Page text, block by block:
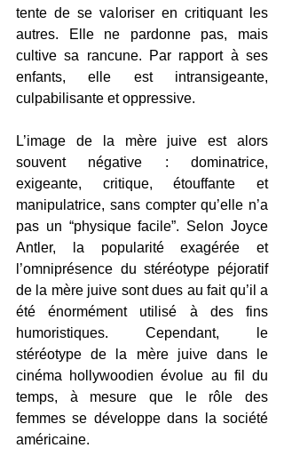
tente de se valoriser en critiquant les
autres. Elle ne pardonne pas, mais
cultive sa rancune. Par rapport à ses
enfants, elle est intransigeante,
culpabilisante et oppressive.
L’image de la mère juive est alors
souvent négative : dominatrice,
exigeante, critique, étouffante et
manipulatrice, sans compter qu’elle n’a
pas un “physique facile”. Selon Joyce
Antler, la popularité exagérée et
l’omniprésence du stéréotype péjoratif
de la mère juive sont dues au fait qu’il a
été énormément utilisé à des fins
humoristiques. Cependant, le
stéréotype de la mère juive dans le
cinéma hollywoodien évolue au fil du
temps, à mesure que le rôle des
femmes se développe dans la société
américaine.